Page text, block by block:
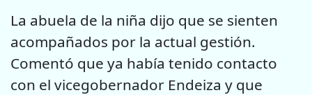
La abuela de la niña dijo que se sienten
acompañados por la actual gestión.
Comentó que ya había tenido contacto
con el vicegobernador Endeiza y que